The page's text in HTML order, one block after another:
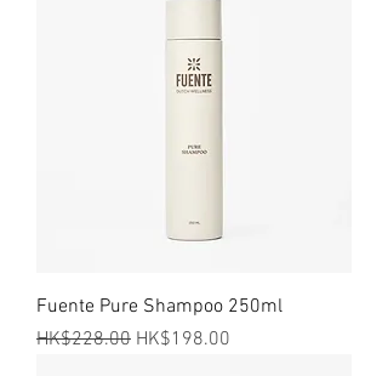
Fuente Pure Shampoo 250ml
一般價格
HK$228.00 促銷價格
HK$198.00